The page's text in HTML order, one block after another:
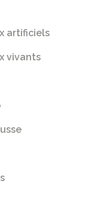
artificiels
vivants